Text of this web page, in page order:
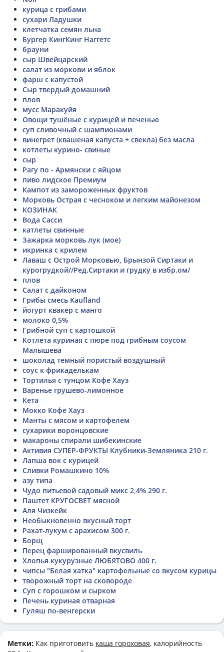
курица с грибами
сухари Ладушки
клетчатка семян льна
Бургер КингКинг Наггетс
брауни
сыр Швейцарский
салат из моркови и яблок
фарш с капустой
Сыр твердый домашний
плов
мусс Маракуйя
Овощи тушёные с курицей и печенью
суп сливочный с шампионами
винегрет (квашеная капуста + свекла) без масла
котлеты курино- свиные
сыр
Рагу по - Армянски с яйцом
пиво лидское Премиум
Кампот из замороженных фруктов
Морковь Острая с чесноком и легким майонезом
КОЗИНАК
Вода Сасси
катлеты свинные
Зажарка морковь лук (мое)
икринка с крилем
Лаваш с Острой Морковью, Брынзой Сиртаки и
курогрудкой//Ред.Сиртаки и грудку в избр.ом/
плов
Салат с дайконом
Грибы смесь Kaufland
йогурт квакер с манго
молоко 0,5%
Грибной суп с картошкой
Котлета куриная с пюре под грибным соусом
Малышева
шоколад темный пористый воздушный
соус к фрикаделькам
Тортилья с тунцом Кофе Хауз
Варенье грушево-лимонное
Кета
Мокко Кофе Хауз
Манты с мясом и картофелем
сухарики воронцовские
макароны спирали шибекинские
Активия СУПЕР-ФРУКТЫ Клубники-Земляника 210 г.
Лапша вок с курицей
Сливки Ромашкино 10%
азу типа
Чудо питьевой садовый микс 2,4% 290 г.
Паштет КРУГОСВЕТ мясной
Аля Чизкейк
Необыкновенно вкусный торт
Рахат-лукум с арахисом 300 г.
Борщ
Перец фаршированный вкусвиль
Хлопья кукурузные ЛЮБЯТОВО 400 г.
чипсы "Белая хатка" картофельные со вкусом курицы
творожный торт на сковороде
Суп с горошком и сырком
Печень куриная отварная
Гуляш по-венгерски
Метки: Как приготовить каша гороховая, калорийность